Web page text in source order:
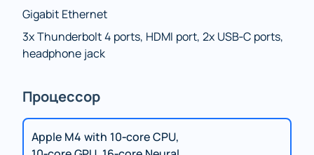
Gigabit Ethernet
3x Thunderbolt 4 ports, HDMI port, 2x USB‑C ports,
headphone jack
Процессор
Apple M4 with 10‑core CPU,